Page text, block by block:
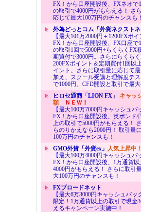
FX！から口座開設後、FXネオで
の取引で4000円がもらえる！ さ
応じて最大100万円のチャンスも！
外為どっとコム「外貨ネクストネ
【最大101万2000円＋1200FXポ
FX！から口座開設後、FX口座で
の取引1回で5000円+らくらくFX
期買付で3000円。さらにらくら
200FXポイント＆定期買付1回以
イント。さらに取引量に応じて
加え、スクール受講と理解度テ
で1000円、CFD開設と取引で最大
ヒロセ通商「LION FX」 キャッ
額ＮＥＷ！
【最大100万7000円キャッシュバ
FX！から口座開設後、英ポンド/
上の取引で5000円がもらえる！
らのりかえなら2000円！ 取引量
100万円のチャンスも！
GMO外貨「外貨ex」 人気上昇中！
【最大100万4000円キャッシュバ
FX！から口座開設後、1万通貨
4000円がもらえる！ さらに取引
大100万円のチャンスも！
FXブロードネット
【最大6万3000円キャッシュバッ
限定！1万通貨以上の取引で現金
えるキャンペーン実施中！